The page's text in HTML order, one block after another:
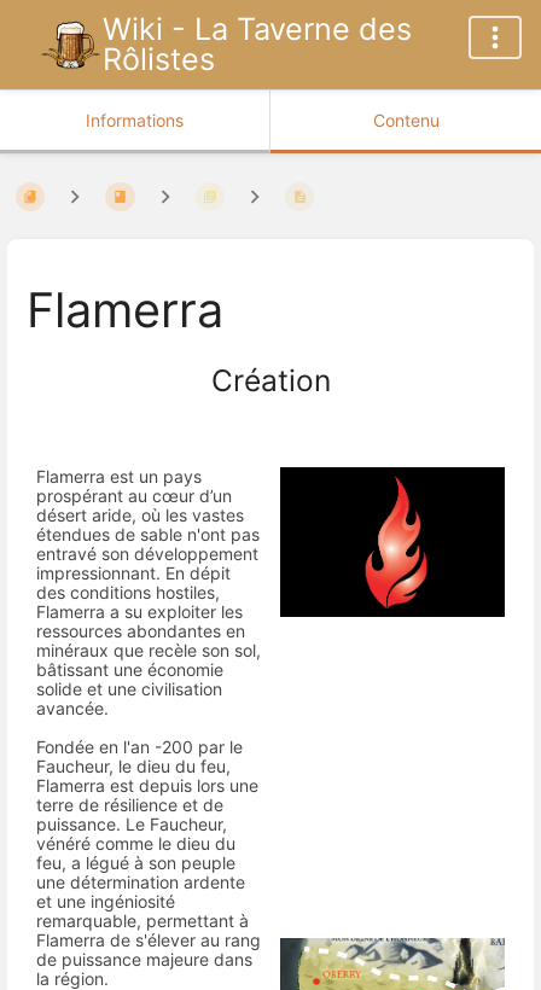
Wiki - La Taverne des
Rôlistes
Informations Contenu
Flamerra
Création
Flamerra est un pays
prospérant au cœur d’un
désert aride, où les vastes
étendues de sable n'ont pas
entravé son développement
impressionnant. En dépit
des conditions hostiles,
Flamerra a su exploiter les
ressources abondantes en
minéraux que recèle son sol,
bâtissant une économie
solide et une civilisation
avancée.
Fondée en l'an -200 par le
Faucheur, le dieu du feu,
Flamerra est depuis lors une
terre de résilience et de
puissance. Le Faucheur,
vénéré comme le dieu du
feu, a légué à son peuple
une détermination ardente
et une ingéniosité
remarquable, permettant à
Flamerra de s'élever au rang
de puissance majeure dans
la région.